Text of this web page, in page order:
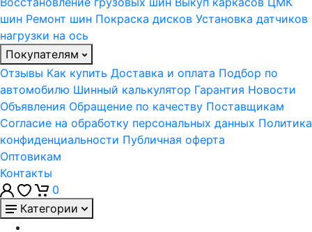
шин Ремонт шин Покраска дисков Установка датчиков
нагрузки на ось
Покупателям
Отзывы Как купить Доставка и оплата Подбор по
автомобилю Шинный калькулятор Гарантия Новости
Объявления Обращение по качеству Поставщикам
Согласие на обработку персональных данных Политика
конфиденциальности Публичная оферта
Оптовикам
Контакты
0
Категории